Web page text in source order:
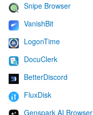
Snipe Browser
VanishBit
LogonTime
DocuClerk
BetterDiscord
FluxDisk
Genspark AI Browser